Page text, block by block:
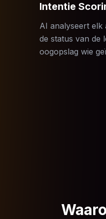
Intentie
AI analyseert
de status van de
oogopslag wie